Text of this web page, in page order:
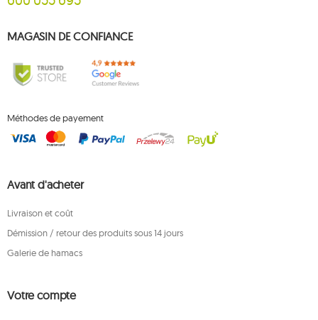
MAGASIN DE CONFIANCE
Méthodes de payement
Avant d'acheter
Livraison et coût
Démission / retour des produits sous 14 jours
Galerie de hamacs
Votre compte